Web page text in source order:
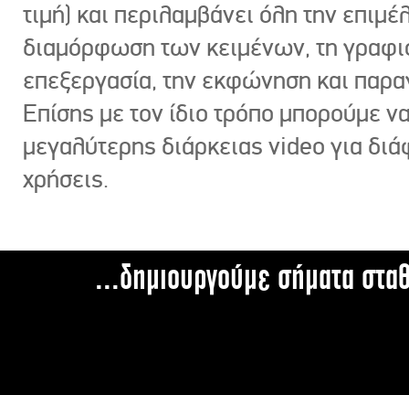
τιμή) και περιλαμβάνει όλη την
διαμόρφωση των κειμένων, τη
επεξεργασία, την εκφώνηση και
Επίσης με τον ίδιο τρόπο μπορούμε
μεγαλύτερης διάρκειας video για
χρήσεις.
...δημιουργούμε σήματα